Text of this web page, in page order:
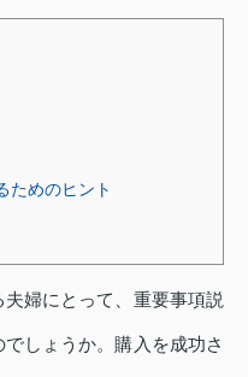
ためのヒント
婦にとって、重要事項説
しょうか。購入を成功さ